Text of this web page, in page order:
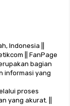
Indonesia ||
|| FanPage
bagian
informasi yang
proses
yang akurat. ||